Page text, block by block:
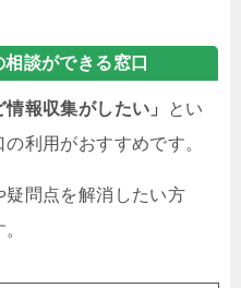
談ができる窓口
情報収集がしたい」
とい
利用がおすすめです。
問点を解消したい方